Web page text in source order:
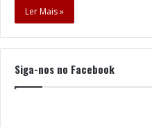
Ler Mais »
Siga-nos no Facebook